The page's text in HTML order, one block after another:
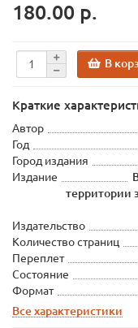
180.00 р.
В
Краткие
Автор
Год
Город издания
Издание
территории
Издательство
Количество страниц
Переплет
Состояние
Формат
Все характеристики